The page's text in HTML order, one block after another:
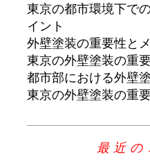
東京の都市環境下で
イント
外壁塗装の重要性と
東京の外壁塗装の重
都市部における外壁
東京の外壁塗装の重
最近の